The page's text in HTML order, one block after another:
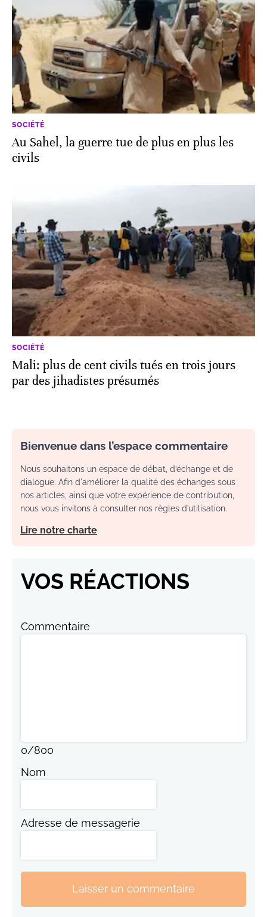
SOCIÉTÉ
Au Sahel, la guerre tue de plus en plus les
civils
SOCIÉTÉ
Mali: plus de cent civils tués en trois jours
par des jihadistes présumés
Bienvenue dans l’espace commentaire
Nous souhaitons un espace de débat, d’échange et de
dialogue. Afin d'améliorer la qualité des échanges sous
nos articles, ainsi que votre expérience de contribution,
nous vous invitons à consulter nos règles d’utilisation.
Lire notre charte
VOS RÉACTIONS
Commentaire
0/800
Nom
Adresse de messagerie
Laisser un commentaire